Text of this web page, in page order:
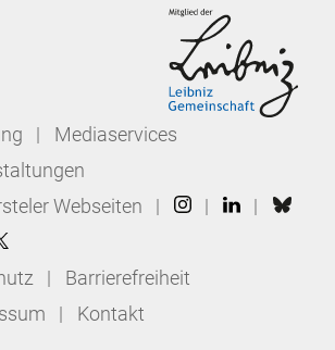
|
Mediaservices
Webseiten | |
|
|
Barrierefreiheit
| Kontakt